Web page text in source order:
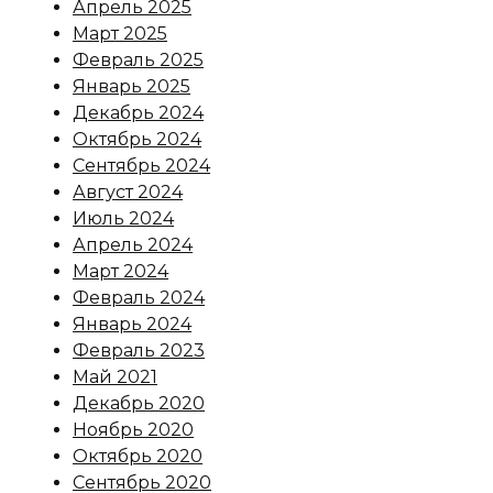
Апрель 2025
Март 2025
Февраль 2025
Январь 2025
Декабрь 2024
Октябрь 2024
Сентябрь 2024
Август 2024
Июль 2024
Апрель 2024
Март 2024
Февраль 2024
Январь 2024
Февраль 2023
Май 2021
Декабрь 2020
Ноябрь 2020
Октябрь 2020
Сентябрь 2020